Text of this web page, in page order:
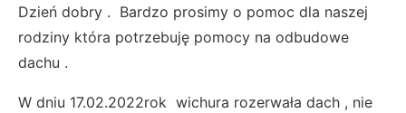
Dzień dobry . Bardzo prosimy o pomoc dla naszej
rodziny która potrzebuję pomocy na odbudowe
dachu .
W dniu 17.02.2022rok wichura rozerwała dach , nie